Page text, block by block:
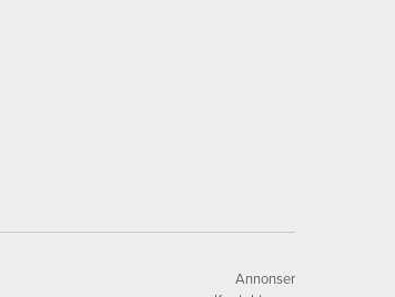
Annonser